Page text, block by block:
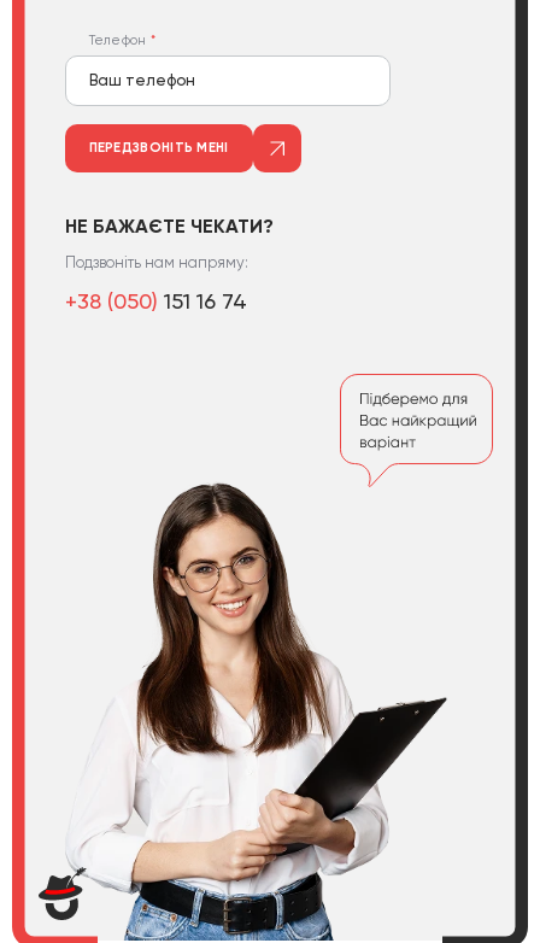
Телефон
ПЕРЕДЗВОНІТЬ МЕНІ
НЕ БАЖАЄТЕ ЧЕКАТИ?
Подзвоніть нам напряму:
+38 (050) 151 16 74